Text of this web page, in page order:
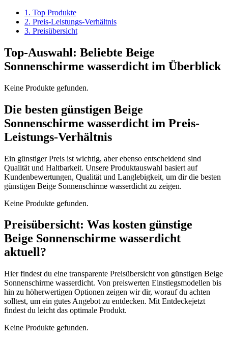
1. Top Produkte
2. Preis-Leistungs-Verhältnis
3. Preisübersicht
Top-Auswahl: Beliebte Beige
Sonnenschirme wasserdicht im Überblick
Keine Produkte gefunden.
Die besten günstigen Beige
Sonnenschirme wasserdicht im Preis-
Leistungs-Verhältnis
Ein günstiger Preis ist wichtig, aber ebenso entscheidend sind
Qualität und Haltbarkeit. Unsere Produktauswahl basiert auf
Kundenbewertungen, Qualität und Langlebigkeit, um dir die besten
günstigen Beige Sonnenschirme wasserdicht zu zeigen.
Keine Produkte gefunden.
Preisübersicht: Was kosten günstige
Beige Sonnenschirme wasserdicht
aktuell?
Hier findest du eine transparente Preisübersicht von günstigen Beige
Sonnenschirme wasserdicht. Von preiswerten Einstiegsmodellen bis
hin zu höherwertigen Optionen zeigen wir dir, worauf du achten
solltest, um ein gutes Angebot zu entdecken. Mit Entdeckejetzt
findest du leicht das optimale Produkt.
Keine Produkte gefunden.